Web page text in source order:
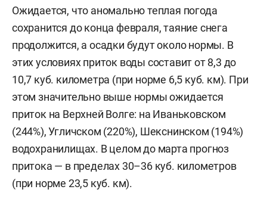
Ожидается, что аномально теплая погода
сохранится до конца февраля, таяние снега
продолжится, а осадки будут около нормы. В
этих условиях приток воды составит от 8,3 до
10,7 куб. километра (при норме 6,5 куб. км). При
этом значительно выше нормы ожидается
приток на Верхней Волге: на Иваньковском
(244%), Угличском (220%), Шекснинском (194%)
водохранилищах. В целом до марта прогноз
притока — в пределах 30–36 куб. километров
(при норме 23,5 куб. км).